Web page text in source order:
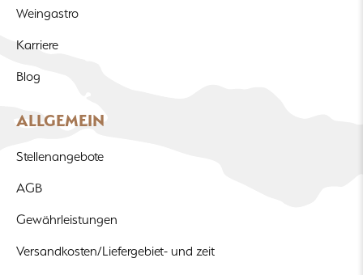
Weingastro
Karriere
Blog
ALLGEMEIN
Stellenangebote
AGB
Gewährleistungen
Versandkosten/Liefergebiet- und zeit